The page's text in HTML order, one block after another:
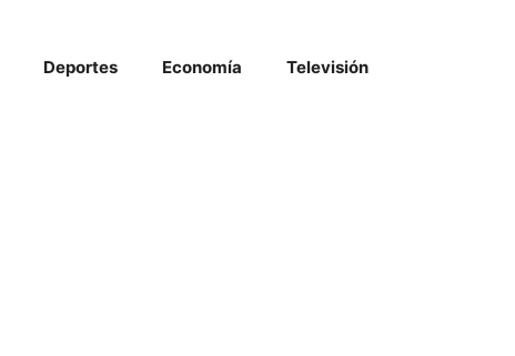
Deportes Economía Televisión